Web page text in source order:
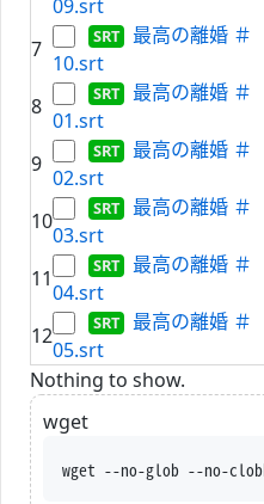
09.srt
7
最高の離婚 ＃
10.srt
8
最高の離婚 ＃
01.srt
9
最高の離婚 ＃
02.srt
10
最高の離婚 ＃
03.srt
11
最高の離婚 ＃
04.srt
12
最高の離婚 ＃
05.srt
Nothing to show.
wget
wget --no-glob --no-clobber